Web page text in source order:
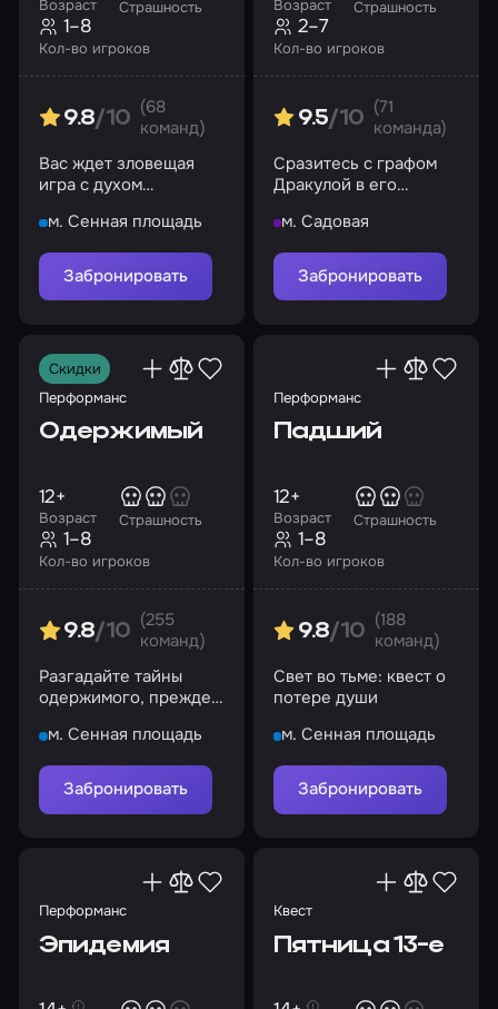
Возраст Страшность
Кол-во игроков
1–8
9.8/10
(68
команд)
Вас ждет зловещая
игра с духом
м. Сенная площадь
Забронировать
Возраст Страшность
Кол-во игроков
2–7
9.5/10
(71
команда)
Сразитесь с графом
Дракулой в его
м. Садовая
Забронировать
Скидки
Перформанс
Одержимый
Возраст
12+
Страшность
Кол-во игроков
1–8
9.8/10
(255
команд)
Разгадайте тайны
одержимого, прежде
м. Сенная площадь
Забронировать
Перформанс
Падший
Возраст
12+
Страшность
Кол-во игроков
1–8
9.8/10
(188
команд)
Свет во тьме: квест о
потере души
м. Сенная площадь
Забронировать
Перформанс
Эпидемия
Квест
Пятница 13-е